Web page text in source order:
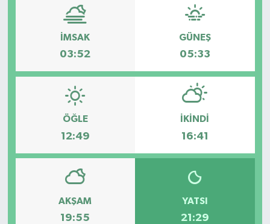
İMSAK
03:52
GÜNEŞ
05:33
ÖĞLE
12:49
İKINDI
16:41
AKŞAM
19:55
YATSI
21:29